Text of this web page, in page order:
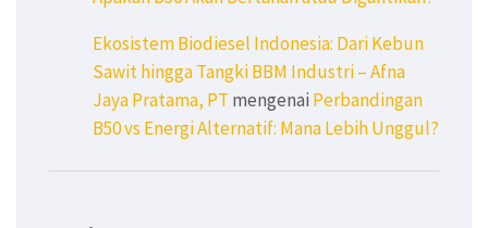
Ekosistem Biodiesel Indonesia: Dari Kebun
Sawit hingga Tangki BBM Industri – Afna
Jaya Pratama, PT mengenai Perbandingan
B50 vs Energi Alternatif: Mana Lebih Unggul?